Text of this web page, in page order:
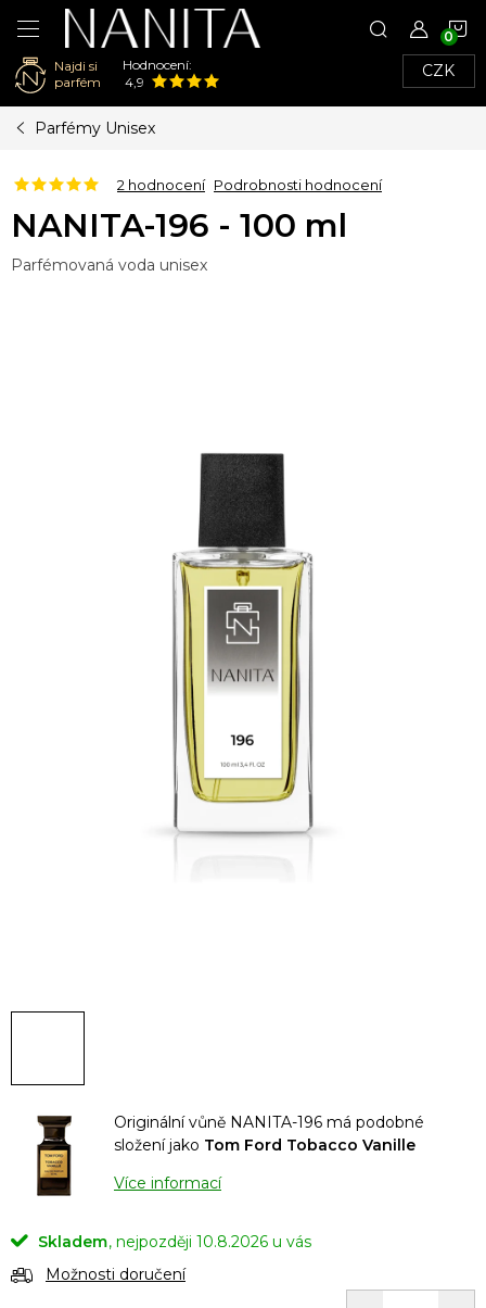
Najdi si
parfém
Hodnocení:
4,9
CZK
Parfémy Unisex
2 hodnocení Podrobnosti hodnocení
NANITA-196 - 100 ml
Parfémovaná voda unisex
Originální vůně NANITA-196 má podobné
složení jako Tom Ford Tobacco Vanille
Více informací
Skladem
10.8.2026
Možnosti doručení